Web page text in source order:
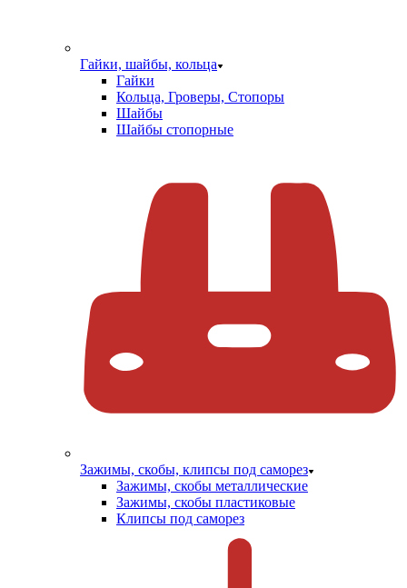
Гайки, шайбы, кольца
Гайки
Кольца, Гроверы, Стопоры
Шайбы
Шайбы стопорные
Зажимы, скобы, клипсы под саморез
Зажимы, скобы металлические
Зажимы, скобы пластиковые
Клипсы под саморез